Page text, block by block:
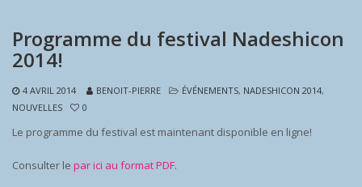
Programme du festival Nadeshicon
2014!
4 AVRIL 2014 BENOIT-PIERRE ÉVÉNEMENTS, NADESHICON 2014,
NOUVELLES
0
Le programme du festival est maintenant disponible en ligne!
Consulter le par ici au format PDF.